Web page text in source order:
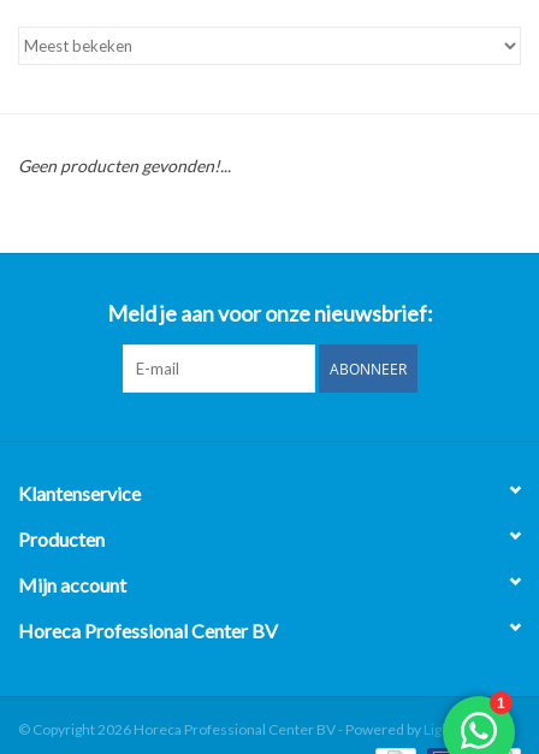
Onderdelen bakwanden
Over ons
Geen producten gevonden!...
Meld je aan voor onze nieuwsbrief:
ABONNEER
Klantenservice
Producten
Mijn account
Horeca Professional Center BV
© Copyright 2026 Horeca Professional Center BV - Powered by Lightspeed